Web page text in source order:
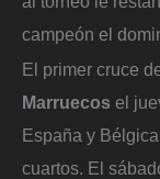
campeón el
El primer cruce
Marruecos el
España y
cuartos. El